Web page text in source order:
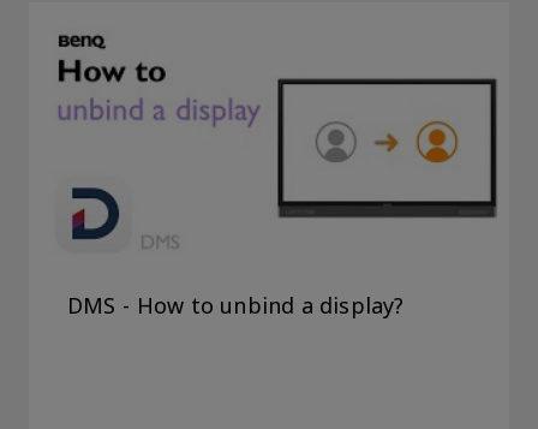
DMS - How to unbind a display?